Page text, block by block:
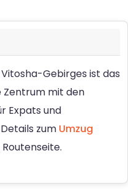
Gebirges ist das
mit den
Expats und
zum Umzug